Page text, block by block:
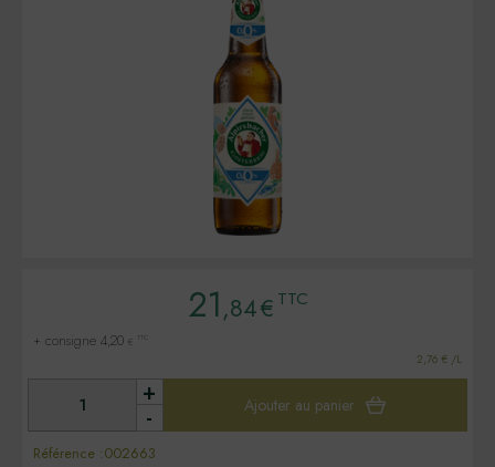
21,84€ TTC
+ consigne 4,20 € TTC
2,76 € /L
-
+ Ajouter au panier
Référence :002663